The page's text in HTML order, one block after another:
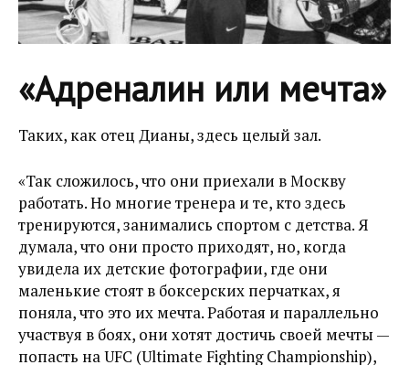
«Адреналин или мечта»
Таких, как отец Дианы, здесь целый зал.
«Так сложилось, что они приехали в Москву
работать. Но многие тренера и те, кто здесь
тренируются, занимались спортом с детства. Я
думала, что они просто приходят, но, когда
увидела их детские фотографии, где они
маленькие стоят в боксерских перчатках, я
поняла, что это их мечта. Работая и параллельно
участвуя в боях, они хотят достичь своей мечты —
попасть на UFC (Ultimate Fighting Championship),